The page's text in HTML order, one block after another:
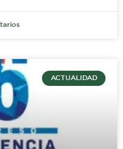
ACTUALIDAD